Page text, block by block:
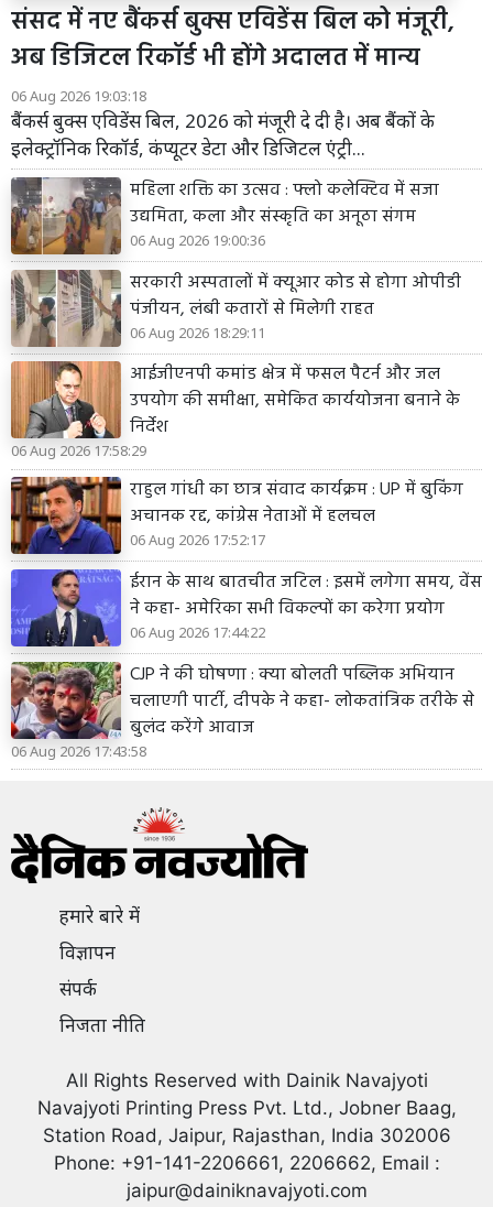
संसद में नए बैंकर्स बुक्स एविडेंस बिल को मंजूरी,
अब डिजिटल रिकॉर्ड भी होंगे अदालत में मान्य
06 Aug 2026 19:03:18
बैंकर्स बुक्स एविडेंस बिल, 2026 को मंजूरी दे दी है। अब बैंकों के
इलेक्ट्रॉनिक रिकॉर्ड, कंप्यूटर डेटा और डिजिटल एंट्री...
महिला शक्ति का उत्सव : फ्लो कलेक्टिव में सजा
उद्यमिता, कला और संस्कृति का अनूठा संगम
06 Aug 2026 19:00:36
सरकारी अस्पतालों में क्यूआर कोड से होगा ओपीडी
पंजीयन, लंबी कतारों से मिलेगी राहत
06 Aug 2026 18:29:11
आईजीएनपी कमांड क्षेत्र में फसल पैटर्न और जल
उपयोग की समीक्षा, समेकित कार्ययोजना बनाने के
निर्देश
06 Aug 2026 17:58:29
राहुल गांधी का छात्र संवाद कार्यक्रम : UP में बुकिंग
अचानक रद्द, कांग्रेस नेताओं में हलचल
06 Aug 2026 17:52:17
ईरान के साथ बातचीत जटिल : इसमें लगेगा समय, वेंस
ने कहा- अमेरिका सभी विकल्पों का करेगा प्रयोग
06 Aug 2026 17:44:22
CJP ने की घोषणा : क्या बोलती पब्लिक अभियान
चलाएगी पार्टी, दीपके ने कहा- लोकतांत्रिक तरीके से
बुलंद करेंगे आवाज
06 Aug 2026 17:43:58
हमारे बारे में
विज्ञापन
संपर्क
निजता नीति
All Rights Reserved with Dainik Navajyoti
Navajyoti Printing Press Pvt. Ltd., Jobner Baag,
Station Road, Jaipur, Rajasthan, India 302006
Phone: +91-141-2206661, 2206662, Email :
jaipur@dainiknavajyoti.com